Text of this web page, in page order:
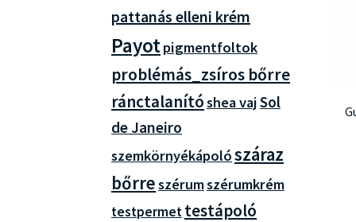
pattanás elleni krém
Payotpigmentfoltok
problémás_zsíros bőrre
ránctalanítóshea vajSol
de Janeiro
szemkörnyékápolószáraz
bőrreszérumszérumkrém
testpermettestápoló